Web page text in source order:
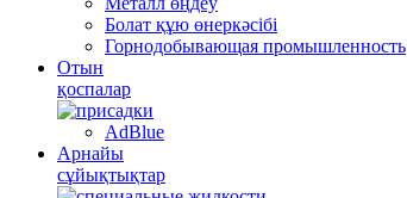
Болат құю өнеркәсібі
Горнодобывающая промышленность
Отын
қоспалар
AdBlue
Арнайы
сұйықтықтар